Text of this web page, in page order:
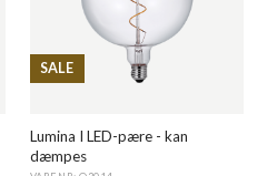
SALE
Lumina I LED-pære - kan
dæmpes